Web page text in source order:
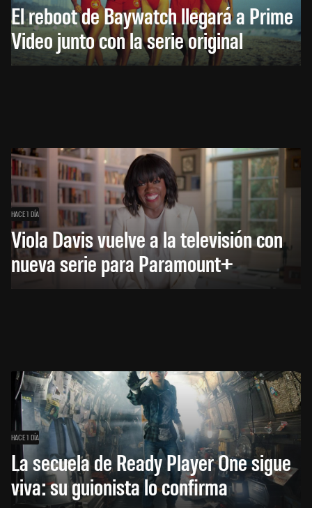
El reboot de Baywatch llegará a Prime
Video junto con la serie original
HACE 1 DÍA
Viola Davis vuelve a la televisión con
nueva serie para Paramount+
HACE 1 DÍA
La secuela de Ready Player One sigue
viva: su guionista lo confirma